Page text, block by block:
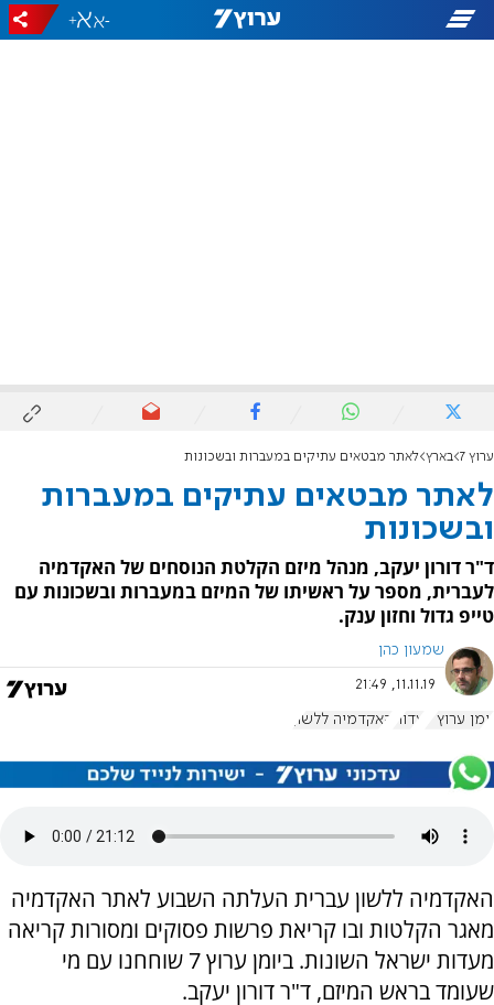
-
+
ערוץ 7 בארץ לאתר מבטאים עתיקים במעברות ובשכונות
לאתר מבטאים עתיקים במעברות
ובשכונות
ד"ר דורון יעקב, מנהל מיזם הקלטת הנוסחים של האקדמיה
לעברית, מספר על ראשיתו של המיזם במעברות ובשכונות עם
טייפ גדול וחזון ענק.
שמעון כהן
11.11.19, 21:49
יומן ערוץ 7 עדות האקדמיה ללשון
האקדמיה ללשון עברית העלתה השבוע לאתר האקדמיה
מאגר הקלטות ובו קריאת פרשות פסוקים ומסורות קריאה
מעדות ישראל השונות. ביומן ערוץ 7 שוחחנו עם מי
שעומד בראש המיזם, ד"ר דורון יעקב.